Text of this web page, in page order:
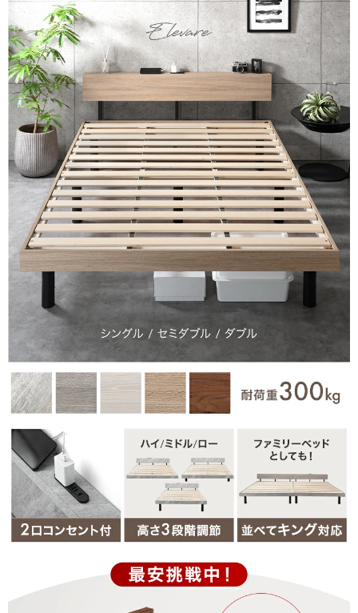
07/27/2026
Tansu-gen878236
組立が少し面倒ですが、足が７本有りますので、軽量でもしっ
かりした物です。
>>タンスのゲンが返信しました
この度は、タンスのゲンをご利用いただき誠にありがとう
ございます。
無事に組み立てが終了したようで安心いたしました。
また、商品にもご満足いただけたようで大変うれしく思っ
ております。
ご愛用いただけましたら幸いです。
またのご利用、心よりお待ちしております。
組み立てが容易です
>>タンスのゲンが返信しました
この度はタンスのゲンをご利用頂き誠にありがとうござい
ます。
無事に商品を組み立てていただけたようで安心いたしまし
た。
当商品は、お部屋の雰囲気や生活スタイルに合わせて、高
さを3段階調節できます。
レビューのご投稿、ありがとうございました。